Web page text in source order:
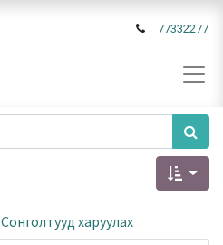
77332277
Сонголтууд харуулах